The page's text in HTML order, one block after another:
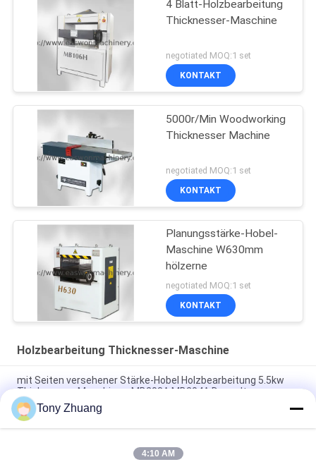
4 Blatt-Holzbearbeitung
Thicknesser-Maschine
negotiated MOQ:1 set
KONTAKT
5000r/Min Woodworking
Thicknesser Machine
negotiated MOQ:1 set
KONTAKT
Planungsstärke-Hobel-
Maschine W630mm
hölzerne
negotiated MOQ:1 set
KONTAKT
Holzbearbeitung Thicknesser-Maschine
mit Seiten versehener Stärke-Hobel Holzbearbeitung 5.5kw
Thicknesser-Maschinen-MB203A MB204A Doppeltes
hölzerner Hobel 15.2m/Min MB1010E MB1013E und
Thicknesser-Simplex
Tony Zhuang
4:10 AM